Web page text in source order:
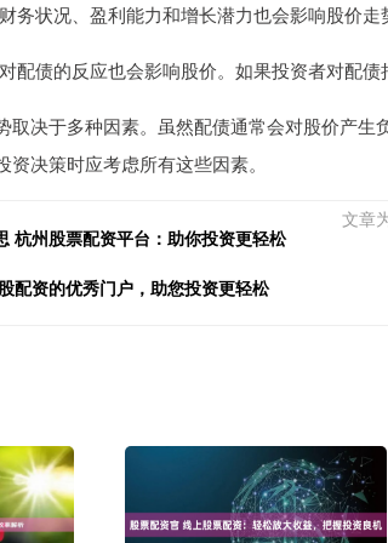
务状况、盈利能力和增长潜力也会影响股价走
配债的反应也会影响股价。如果投资者对配债
取决于多种因素。虽然配债通常会对股价产
决策时应考虑所有这些因素。
文章
杭州股票配资平台：助你投资更轻松
配资的优秀门户，助您投资更轻松